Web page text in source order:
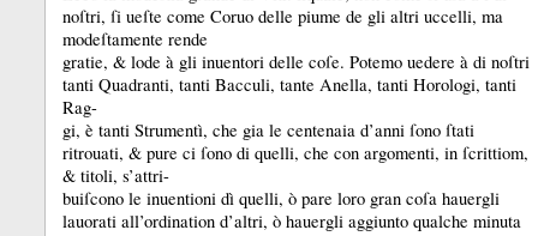
noſtri, ſi ueſte come Coruo delle piume de gli altri uccelli, ma
modeſtamente rende
gratie, & lode à gli inuentori delle coſe. Potemo uedere à di noſtri
tanti Quadranti, tanti Bacculi, tante Anella, tanti Horologi, tanti
Rag-
gi, è tanti Strumentì, che gia le centenaia d’anni ſono ſtati
ritrouati, & pure ci ſono di quelli, che con argomenti, in ſcrittiom,
& titoli, s’attri-
buiſcono le inuentioni dì quelli, ò pare loro gran coſa hauergli
lauorati all’ordination d’altri, ò hauergli aggiunto qualche minuta